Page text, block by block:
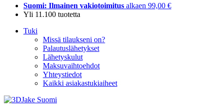
Suomi: Ilmainen vakiotoimitus alkaen 99,00 €
Yli 11.100 tuotetta
Tuki
Missä tilaukseni on?
Palautuslähetykset
Lähetyskulut
Maksuvaihtoehdot
Yhteystiedot
Kaikki asiakastukiaiheet